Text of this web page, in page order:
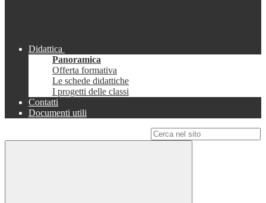
Didattica
Panoramica
Offerta formativa
Le schede didattiche
I progetti delle classi
Contatti
Documenti utili